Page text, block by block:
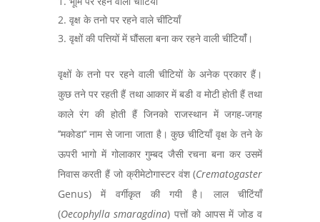
वृक्ष के तनो पर रहने वाले चींटियाँ
वृक्षों की पत्तियों में घौंसला बना कर रहने वाली चींटियाँं।
वृक्षों के तनो पर रहने वाली चीटियों के अनेक प्रकार हैं।
कुछ तने पर रहती हैं तथा आकार में बडी व मोटी होती हैं तथा
काले रंग की होती हैं जिनको राजस्थान में जगह-जगह
’’मकोडा’’ नाम से जाना जाता है। कुछ चीटियाँ वृक्ष के तने के
ऊपरी भागो में गोलाकार गुम्बद जैसी रचना बना कर उसमें
निवास करती हैं जो क्रीमेटोगास्टर वंश (Crematogaster
Genus) में वर्गीकृत की गयी है। लाल चीटिंयाँ
(Oecophylla smaragdina) पत्तों को आपस में जोड व